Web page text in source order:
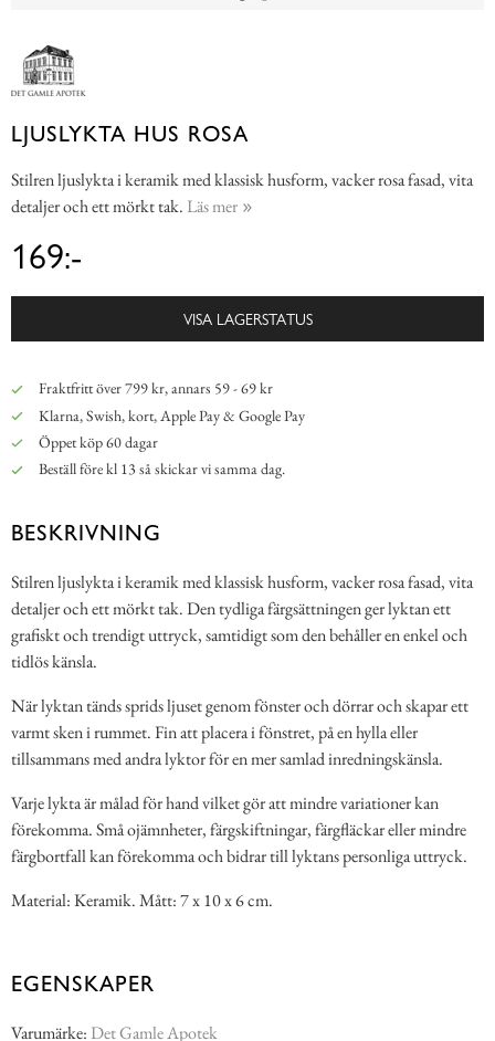
LJUSLYKTA HUS ROSA
Stilren ljuslykta i keramik med klassisk husform, vacker rosa fasad, vita
detaljer och ett mörkt tak. Läs mer
169:-
VISA LAGERSTATUS
Fraktfritt över 799 kr, annars 59 - 69 kr
Klarna, Swish, kort, Apple Pay & Google Pay
Öppet köp 60 dagar
Beställ före kl 13 så skickar vi samma dag.
BESKRIVNING
Stilren ljuslykta i keramik med klassisk husform, vacker rosa fasad, vita
detaljer och ett mörkt tak. Den tydliga färgsättningen ger lyktan ett
grafiskt och trendigt uttryck, samtidigt som den behåller en enkel och
tidlös känsla.
När lyktan tänds sprids ljuset genom fönster och dörrar och skapar ett
varmt sken i rummet. Fin att placera i fönstret, på en hylla eller
tillsammans med andra lyktor för en mer samlad inredningskänsla.
Varje lykta är målad för hand vilket gör att mindre variationer kan
förekomma. Små ojämnheter, färgskiftningar, färgfläckar eller mindre
färgbortfall kan förekomma och bidrar till lyktans personliga uttryck.
Material: Keramik. Mått: 7 x 10 x 6 cm.
EGENSKAPER
Varumärke: Det Gamle Apotek